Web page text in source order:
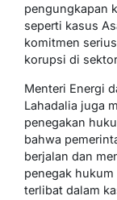
pengungkapan
seperti kasus
komitmen
korupsi di
Menteri Energi
Lahadalia juga
penegakan
bahwa
berjalan dan
penegak
terlibat dalam